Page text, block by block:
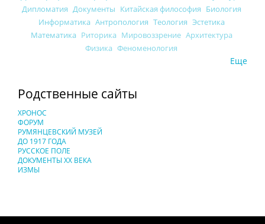
Дипломатия Документы Китайская философия Биология
Информатика Антропология Теология Эстетика
Математика Риторика Мировоззрение Архитектура
Физика Феноменология
Еще
Родственные сайты
ХРОНОС
ФОРУМ
РУМЯНЦЕВСКИЙ МУЗЕЙ
ДО 1917 ГОДА
РУССКОЕ ПОЛЕ
ДОКУМЕНТЫ XX ВЕКА
ИЗМЫ